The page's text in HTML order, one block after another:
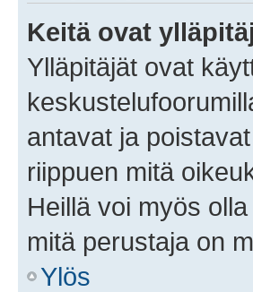
Keitä ovat
Ylläpitäjät ovat
antavat ja
riippuen mitä
Heillä voi myös
mitä perustaja on
Ylös